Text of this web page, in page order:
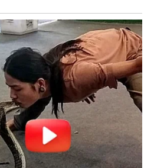
NAJVEĆE
koliko su važni ljudi koji ih
lepi porodični trenuci,
će vas emotivno ispuniti.
posebno iznenaditi